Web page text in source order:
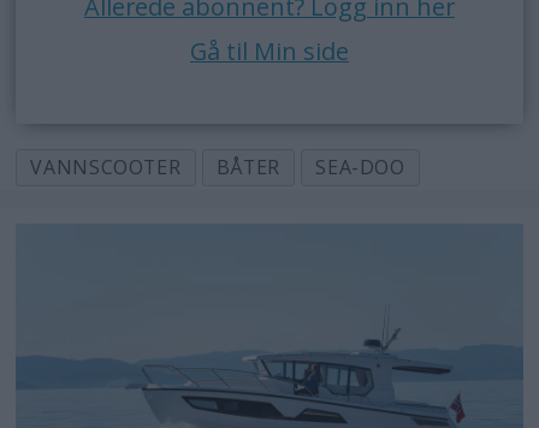
Allerede abonnent? Logg inn her
Gå til Min side
VANNSCOOTER BÅTER SEA-DOO